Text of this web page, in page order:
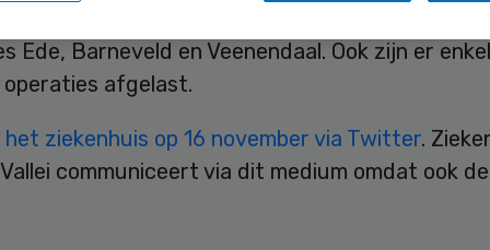
Ede, Barneveld en Veenendaal. Ook zijn er
operaties afgelast.
ziekenhuis op 16 november via Twitter.
communiceert via dit medium omdat ook